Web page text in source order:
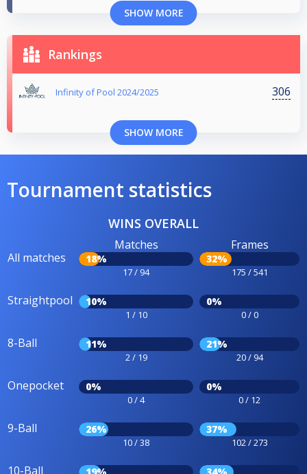
SHOW MORE
Rankings
Infinity of Pool 2024/2025 306
SHOW MORE
Tournament statistics
WINS OVERALL
All matches
Matches
18%
17 / 94
Frames
32%
175 / 541
Straightpool 10%
1 / 10
0%
0 / 0
8-Ball 11%
2 / 19
21%
20 / 94
Onepocket 0%
0 / 4
0%
0 / 12
9-Ball 26%
10 / 38
37%
102 / 273
10-Ball